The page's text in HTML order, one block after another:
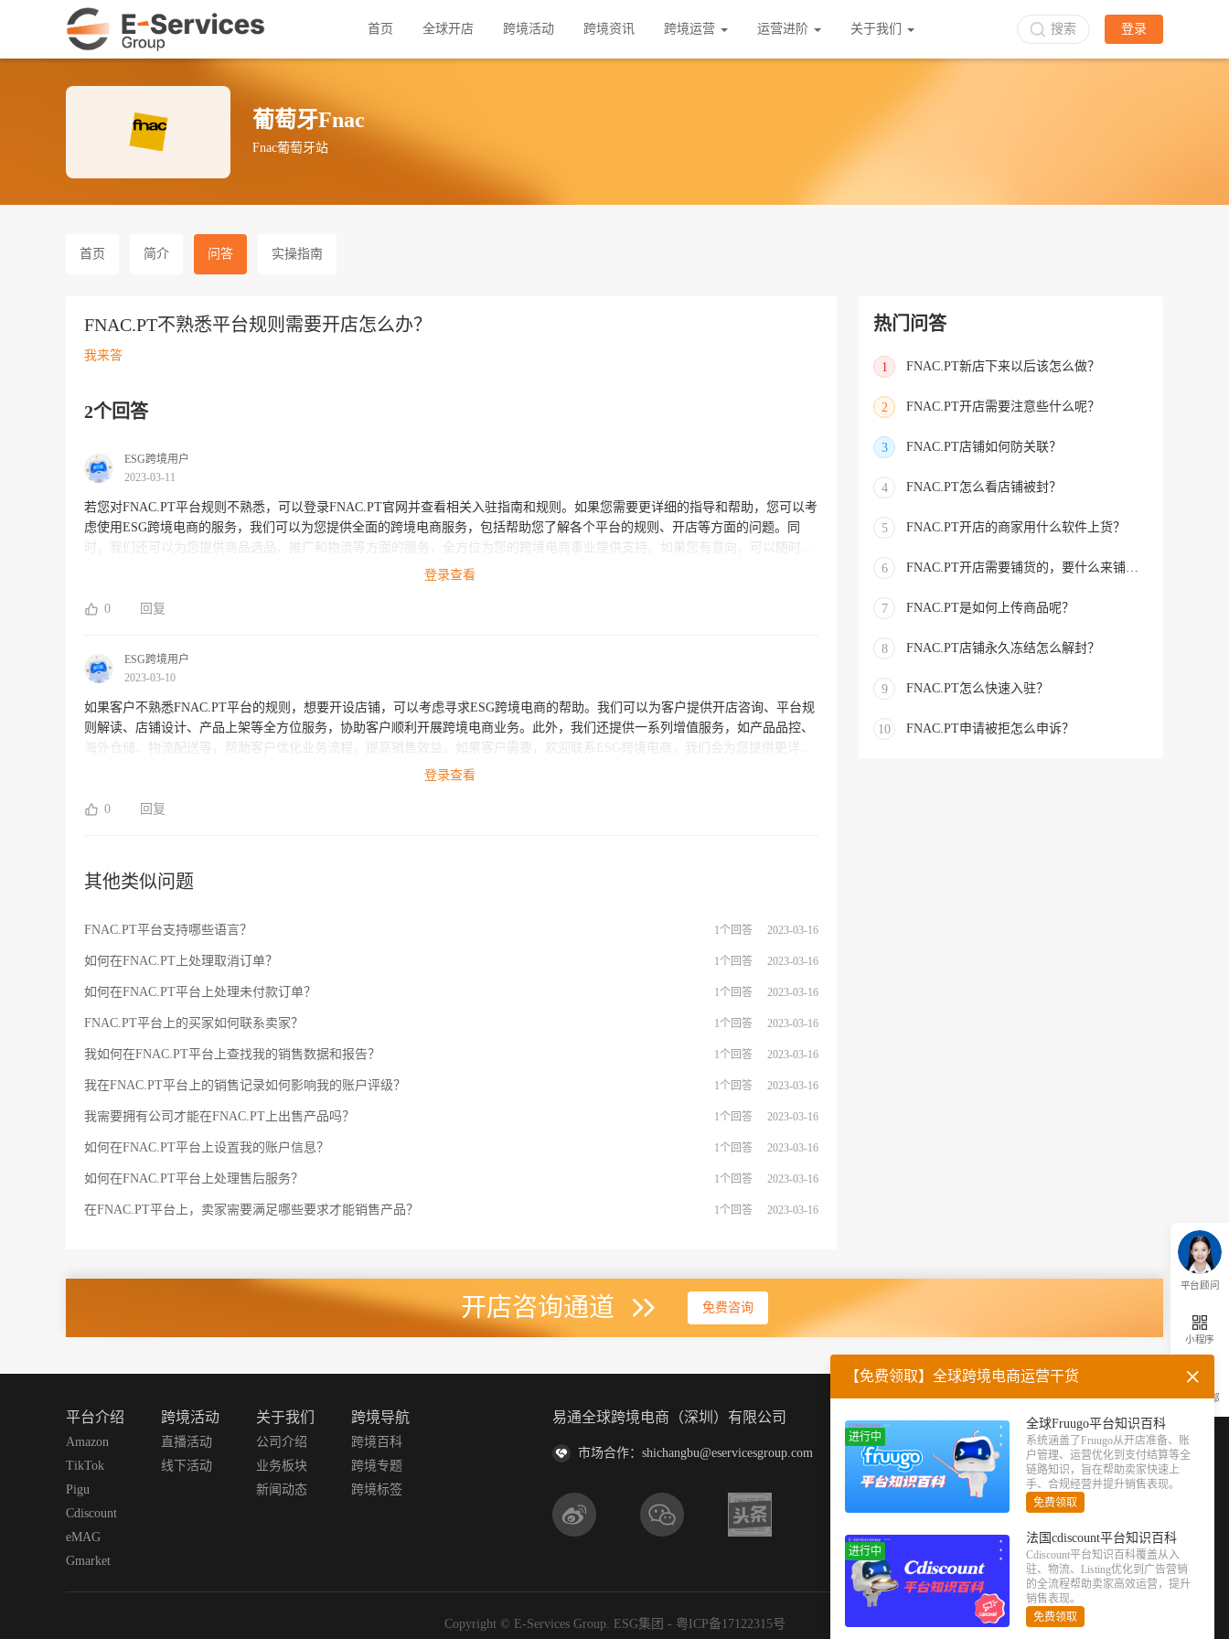
首页 全球开店 跨境活动 跨境资讯 跨境运营 运营进阶 关于我们 搜索 登录
葡萄牙Fnac
Fnac葡萄牙站
首页 简介 问答 实操指南
FNAC.PT不熟悉平台规则需要开店怎么办？
我来答
2个回答
ESG跨境用户
2023-03-11
若您对FNAC.PT平台规则不熟悉，可以登录FNAC.PT官网并查看相关入驻指南和规则。如果您需要更详细的指导和帮助，您可以考
虑使用ESG跨境电商的服务，我们可以为您提供全面的跨境电商服务，包括帮助您了解各个平台的规则、开店等方面的问题。同
时，我们还可以为您提供商品选品、推广和物流等方面的服务，全方位为您的跨境电商事业提供支持。如果您有意向，可以随时联
登录查看
0 回复
ESG跨境用户
2023-03-10
如果客户不熟悉FNAC.PT平台的规则，想要开设店铺，可以考虑寻求ESG跨境电商的帮助。我们可以为客户提供开店咨询、平台规
则解读、店铺设计、产品上架等全方位服务，协助客户顺利开展跨境电商业务。此外，我们还提供一系列增值服务，如产品品控、
海外仓储、物流配送等，帮助客户优化业务流程，提高销售效益。如果客户需要，欢迎联系ESG跨境电商，我们会为您提供更详细
登录查看
0 回复
其他类似问题
FNAC.PT平台支持哪些语言？ 1个回答 2023-03-16
如何在FNAC.PT上处理取消订单？ 1个回答 2023-03-16
如何在FNAC.PT平台上处理未付款订单？ 1个回答 2023-03-16
FNAC.PT平台上的买家如何联系卖家？ 1个回答 2023-03-16
我如何在FNAC.PT平台上查找我的销售数据和报告？ 1个回答 2023-03-16
我在FNAC.PT平台上的销售记录如何影响我的账户评级？ 1个回答 2023-03-16
我需要拥有公司才能在FNAC.PT上出售产品吗？ 1个回答 2023-03-16
如何在FNAC.PT平台上设置我的账户信息？ 1个回答 2023-03-16
如何在FNAC.PT平台上处理售后服务？ 1个回答 2023-03-16
在FNAC.PT平台上，卖家需要满足哪些要求才能销售产品？ 1个回答 2023-03-16
热门问答
1 FNAC.PT新店下来以后该怎么做？
2 FNAC.PT开店需要注意些什么呢？
3 FNAC.PT店铺如何防关联？
4 FNAC.PT怎么看店铺被封？
5 FNAC.PT开店的商家用什么软件上货？
6
7 FNAC.PT是如何上传商品呢？
8 FNAC.PT店铺永久冻结怎么解封？
9 FNAC.PT怎么快速入驻？
10 FNAC.PT申请被拒怎么申诉？
开店咨询通道 免费咨询
平台顾问
小程序
返回顶部
平台介绍
Amazon
TikTok
Pigu
Cdiscount
eMAG
Gmarket
跨境活动
直播活动
线下活动
关于我们
公司介绍
业务板块
新闻动态
跨境导航
跨境百科
跨境专题
跨境标签
易通全球跨境电商（深圳）有限公司
市场合作：shichangbu@eservicesgroup.com
企业微信 官方公众号
Copyright © E-Services Group. ESG集团 - 粤ICP备17122315号
【免费领取】全球跨境电商运营干货
进行中
全球Fruugo平台知识百科
系统涵盖了Fruugo从开店准备、账
户管理、运营优化到支付结算等全
链路知识，旨在帮助卖家快速上
手、合规经营并提升销售表现。
免费领取
进行中
法国cdiscount平台知识百科
Cdiscount平台知识百科覆盖从入
驻、物流、Listing优化到广告营销
的全流程帮助卖家高效运营，提升
销售表现。
免费领取